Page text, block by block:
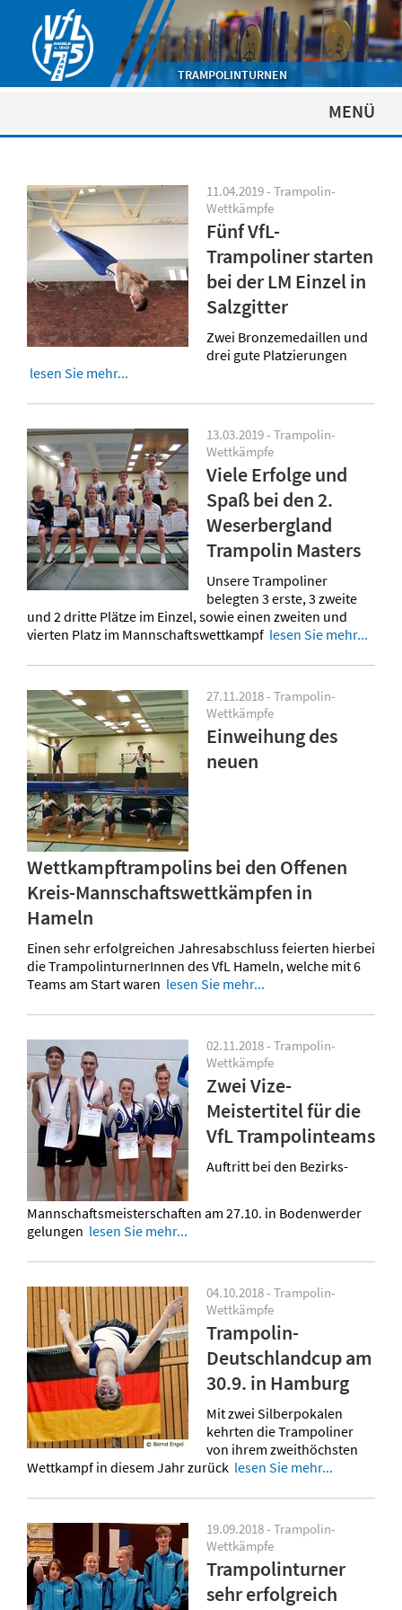
TRAMPOLINTURNEN
MENÜ
11.04.2019 - Trampolin-
Wettkämpfe
Fünf VfL-
Trampoliner starten
bei der LM Einzel in
Salzgitter
Zwei Bronzemedaillen und
drei gute Platzierungen
lesen Sie mehr...
13.03.2019 - Trampolin-
Wettkämpfe
Viele Erfolge und
Spaß bei den 2.
Weserbergland
Trampolin Masters
Unsere Trampoliner
belegten 3 erste, 3 zweite
und 2 dritte Plätze im Einzel, sowie einen zweiten und
vierten Platz im Mannschaftswettkampf lesen Sie mehr...
27.11.2018 - Trampolin-
Wettkämpfe
Einweihung des
neuen
Wettkampftrampolins bei den Offenen
Kreis-Mannschaftswettkämpfen in
Hameln
Einen sehr erfolgreichen Jahresabschluss feierten hierbei
die TrampolinturnerInnen des VfL Hameln, welche mit 6
Teams am Start waren lesen Sie mehr...
02.11.2018 - Trampolin-
Wettkämpfe
Zwei Vize-
Meistertitel für die
VfL Trampolinteams
Auftritt bei den Bezirks-
Mannschaftsmeisterschaften am 27.10. in Bodenwerder
gelungen lesen Sie mehr...
04.10.2018 - Trampolin-
Wettkämpfe
Trampolin-
Deutschlandcup am
30.9. in Hamburg
Mit zwei Silberpokalen
kehrten die Trampoliner
von ihrem zweithöchsten
Wettkampf in diesem Jahr zurück lesen Sie mehr...
19.09.2018 - Trampolin-
Wettkämpfe
Trampolinturner
sehr erfolgreich